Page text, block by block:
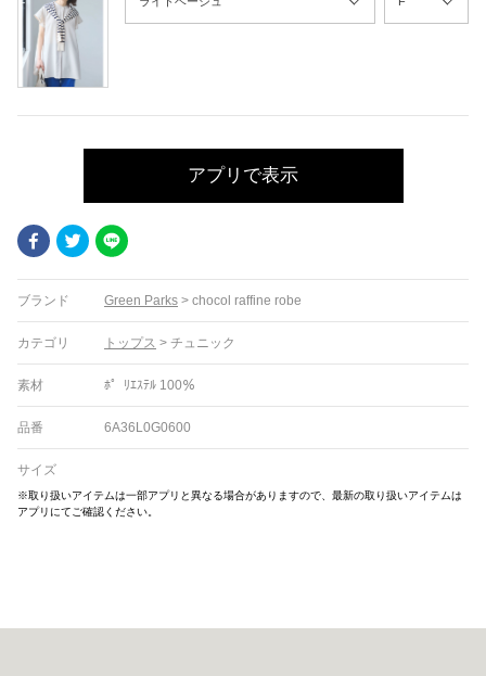
アプリで表示
FacebookTwitter
ブランド Green Parks > chocol raffine robe
カテゴリ トップス > チュニック
素材 ﾎ゜ﾘｴｽﾃﾙ 100％
品番 6A36L0G0600
サイズ
※取り扱いアイテムは一部アプリと異なる場合がありますので、最新の取り扱いアイテムは
アプリにてご確認ください。